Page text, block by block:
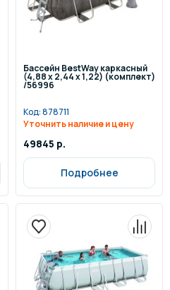
Бассейн BestWay каркасный
(4,88 х 2,44 x 1,22) (комплект)
/56996
Код:878711
Уточнить наличие и цену
49845 р.
Подробнее